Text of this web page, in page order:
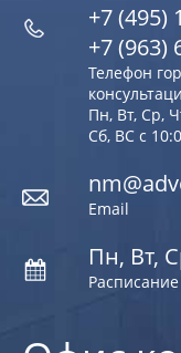
+7 (495)
+7 (963)
Телефон
Пн, Вт, Ср,
Сб, ВС с
Email
Пн, Вт,
Расписание